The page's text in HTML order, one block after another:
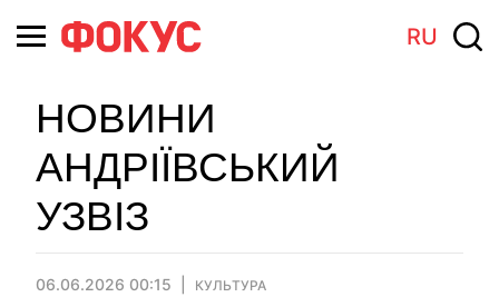
RU
НОВИНИ
АНДРІЇВСЬКИЙ
УЗВІЗ
06.06.2026 00:15 КУЛЬТУРА